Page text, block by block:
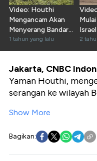
Video: Houthi
Mengancam Akan
Menyerang Bandara
Utama di Israel
1 tahun yang lalu 2
Jakarta, CNBC
Yaman Houthi,
serangan ke wilayah
Show More
Bagikan: